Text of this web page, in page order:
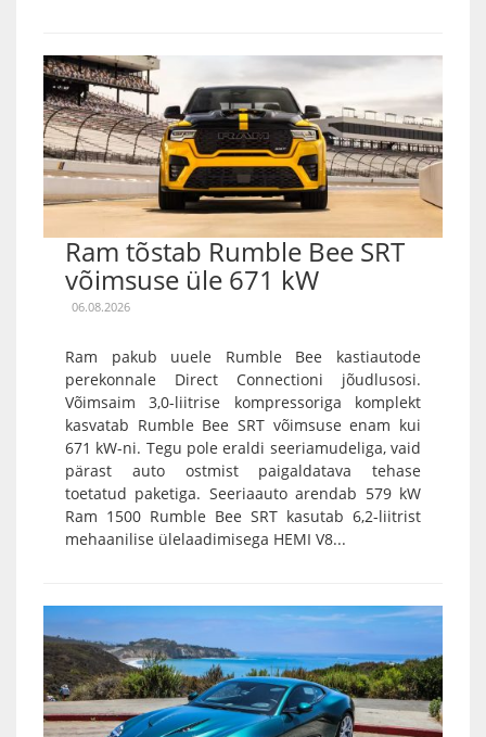
Ram tõstab Rumble Bee SRT
võimsuse üle 671 kW
06.08.2026
Ram pakub uuele Rumble Bee kastiautode
perekonnale Direct Connectioni jõudlusosi.
Võimsaim 3,0-liitrise kompressoriga komplekt
kasvatab Rumble Bee SRT võimsuse enam kui
671 kW-ni. Tegu pole eraldi seeriamudeliga, vaid
pärast auto ostmist paigaldatava tehase
toetatud paketiga. Seeriaauto arendab 579 kW
Ram 1500 Rumble Bee SRT kasutab 6,2-liitrist
mehaanilise ülelaadimisega HEMI V8...